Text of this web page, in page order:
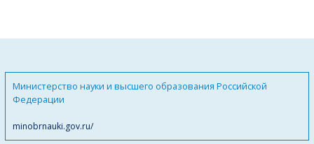
Министерство науки и высшего образования Российской
Федерации
minobrnauki.gov.ru/